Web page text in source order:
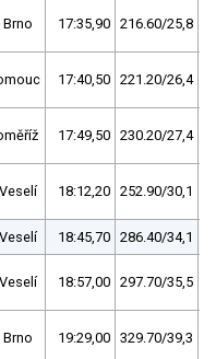
Brno 17:35,90 216.60/25,8
17:40,50 221.20/26,4
17:49,50 230.20/27,4
18:12,20 252.90/30,1
18:45,70 286.40/34,1
18:57,00 297.70/35,5
Brno 19:29,00 329.70/39,3